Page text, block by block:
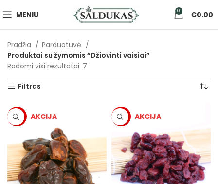
MENIU 0 €0.00
Pradžia
Parduotuvė
Produktai su žymomis “Džiovinti vaisiai”
Rodomi visi rezultatai: 7
Filtras
-5% -5%